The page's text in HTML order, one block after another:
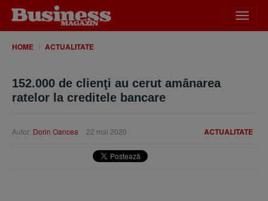
meniu
HOME ACTUALITATE
152.000 de clienţi au cerut amânarea
ratelor la creditele bancare
ACTUALITATE
Autor: Dorin Oancea 22 mai 2020